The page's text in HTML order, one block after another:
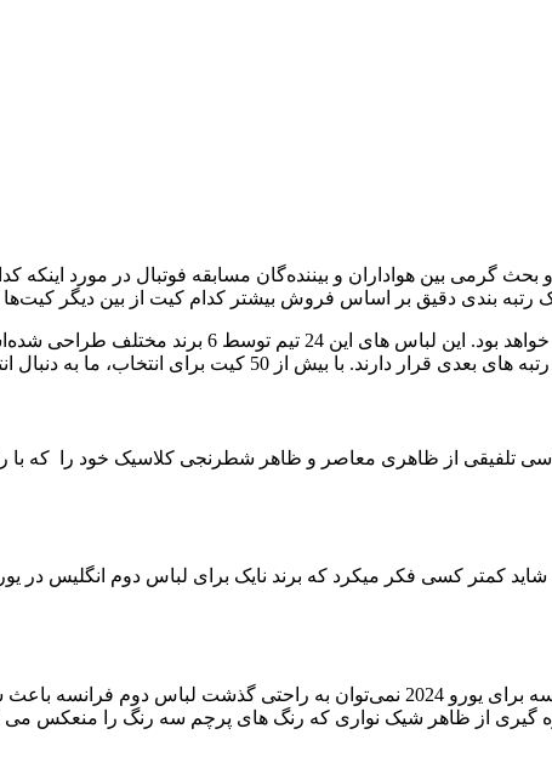
یورو 2024 در کشور آلمان آغاز شده، و بحث گرمی بین هواداران و بیننده‌گان مسابقه
رتبه بندی دقیق بر اساس فروش بیشتر کدام کیت از بین دیگر
تلفیقی از ظاهری معاصر و ظاهر شطرنجی کلاسیک خود را که با
اغلب اوقات ما چیزی را تحسین نمی کنیم اما از تحسین طراحی کیت دوم فرانسه برای یورو
گیری از ظاهر شیک نواری که رنگ های پرچم سه رنگ را منعکس